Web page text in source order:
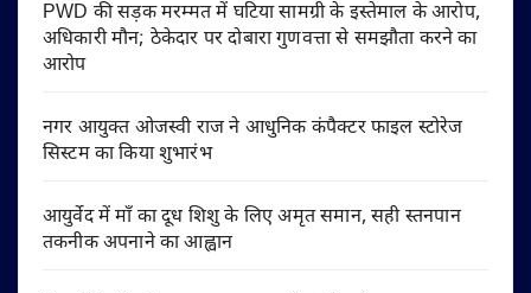
PWD की सड़क मरम्मत में घटिया सामग्री के इस्तेमाल के आरोप,
अधिकारी मौन; ठेकेदार पर दोबारा गुणवत्ता से समझौता करने का
आरोप
नगर आयुक्त ओजस्वी राज ने आधुनिक कंपैक्टर फाइल स्टोरेज
सिस्टम का किया शुभारंभ
आयुर्वेद में माँ का दूध शिशु के लिए अमृत समान, सही स्तनपान
तकनीक अपनाने का आह्वान